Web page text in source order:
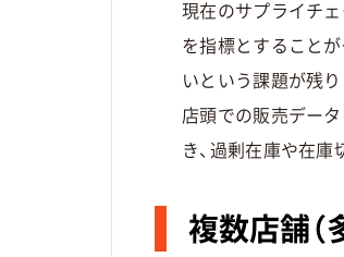
現在のサプライチェ
を指標とすること
いという課題が残り
店頭での販売デー
き、過剰在庫や在庫
複数店舗（